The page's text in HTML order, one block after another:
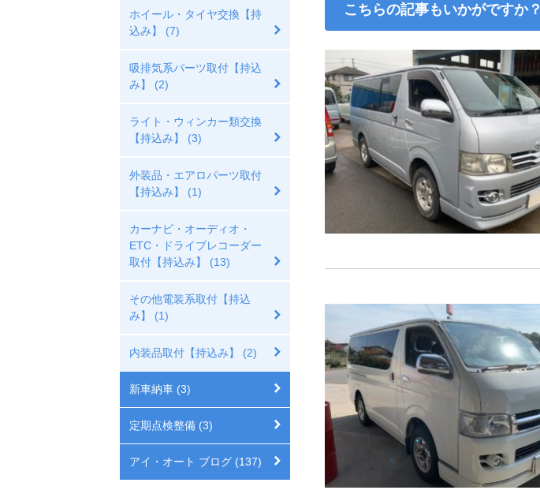
こちらの記事もいかがですか？
ホイール・タイヤ交換【持
込み】 (7)
吸排気系パーツ取付【持込
み】 (2)
ライト・ウィンカー類交換
【持込み】 (3)
外装品・エアロパーツ取付
【持込み】 (1)
カーナビ・オーディオ・
ETC・ドライブレコーダー
取付【持込み】 (13)
その他電装系取付【持込
み】 (1)
内装品取付【持込み】 (2)
新車納車 (3)
定期点検整備 (3)
アイ・オート ブログ (137)